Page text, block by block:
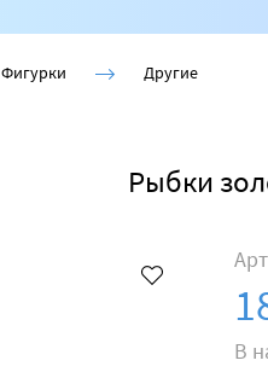
Фигурки Другие
Рыбки
В